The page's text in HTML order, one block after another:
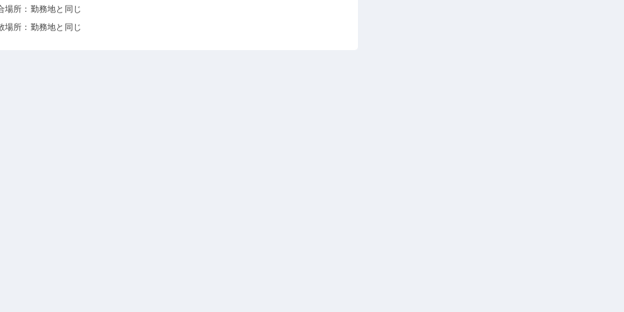
場所：勤務地と同じ
場所：勤務地と同じ